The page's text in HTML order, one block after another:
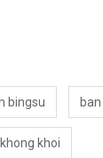
bingsu
khoi